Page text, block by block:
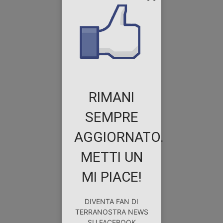
RIMANI
SEMPRE
AGGIORNATO.
METTI UN
MI PIACE!
DIVENTA FAN DI
TERRANOSTRA NEWS